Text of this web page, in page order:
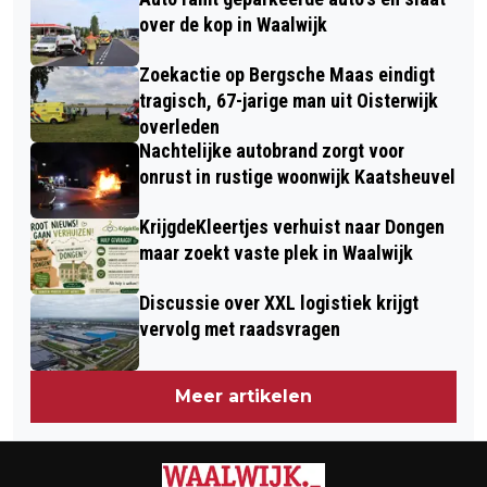
WAALWIJK (WEEK 44)
OKTOBER IS GEWORDEN....!
over de kop in Waalwijk
Zoekactie op Bergsche Maas eindigt
tragisch, 67-jarige man uit Oisterwijk
overleden
Nachtelijke autobrand zorgt voor
onrust in rustige woonwijk Kaatsheuvel
KrijgdeKleertjes verhuist naar Dongen
maar zoekt vaste plek in Waalwijk
Discussie over XXL logistiek krijgt
vervolg met raadsvragen
Meer artikelen